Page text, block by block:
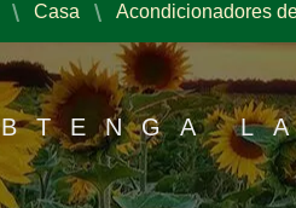
Casa Acondicionadores